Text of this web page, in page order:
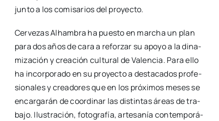
jun­to a los comi­sa­rios del pro­yec­to.
Cer­ve­zas Alham­bra ha pues­to en mar­cha un plan
para dos años de cara a refor­zar su apo­yo a la dina­
mi­za­ción y crea­ción cul­tu­ral de Valen­cia. Para ello
ha incor­po­ra­do en su pro­yec­to a des­ta­ca­dos pro­fe­
sio­na­les y crea­do­res que en los pró­xi­mos meses se
encar­ga­rán de coor­di­nar las dis­tin­tas áreas de tra­
ba­jo. Ilus­tra­ción, foto­gra­fía, arte­sa­nía con­tem­po­rá­